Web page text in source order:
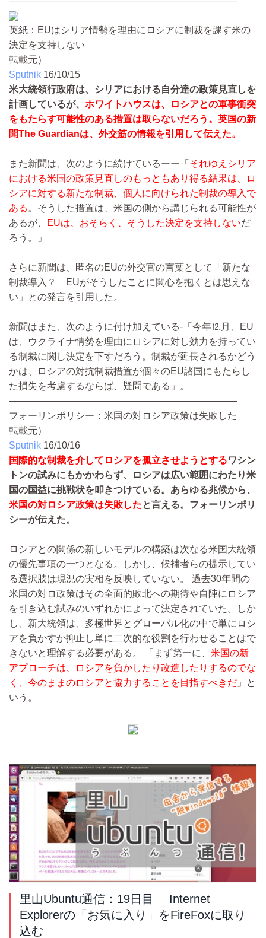
英紙：EUはシリア情勢を理由にロシアに制裁を課す米の
決定を支持しない
転載元）
Sputnik 16/10/15
米大統領行政府は、シリアにおける自分達の政策見直しを
計画しているが、 ホワイトハウスは、ロシアとの軍事衝突
をもたらす可能性のある措置は取らないだろう。英国の新
聞The Guardianは、外交筋の情報を引用して伝えた。
また新聞は、次のように続けているーー「 それゆえシリア
における米国の政策見直しのもっともあり得る結果は、ロ
シアに対する新たな制裁、個人に向けられた制裁の導入で
ある 。そうした措置は、米国の側から講じられる可能性が
あるが、
EUは、おそらく、そうした決定を支持しないだ
ろう。」
さらに新聞は、匿名のEUの外交官の言葉として「新たな
制裁導入？ EUがそうしたことに関心を抱くとは思えな
い」との発言を引用した。
新聞はまた、次のように付け加えている-「今年⒓月、EU
は、ウクライナ情勢を理由にロシアに対し効力を持ってい
る制裁に関し決定を下すだろう。制裁が延長されるかどう
かは、ロシアの対抗制裁措置が個々のEU諸国にもたらし
た損失を考慮するならば、疑問である」。
————————————————————————
フォーリンポリシー：米国の対ロシア政策は失敗した
転載元）
Sputnik 16/10/16
国際的な制裁を介してロシアを孤立させようとするワシン
トンの試みにもかかわらず、ロシアは広い範囲にわたり米
国の国益に挑戦状を叩きつけている。あらゆる兆候から、
米国の対ロシア政策は失敗したと言える。フォーリンポリ
シーが伝えた。
ロシアとの関係の新しいモデルの構築は次なる米国大統領
の優先事項の一つとなる。しかし、候補者らの提示してい
る選択肢は現況の実相を反映していない。 過去30年間の
米国の対ロ政策はその全面的敗北への期待や自陣にロシア
を引き込む試みのいずれかによって決定されていた。しか
し、新大統領は、多極世界とグローバル化の中で単にロシ
アを負かすか抑止し単に二次的な役割を行わせることはで
きないと理解する必要がある。 「まず第一に、 米国の新
アプローチは、ロシアを負かしたり改造したりするのでな
く、今のままのロシアと協力することを目指すべきだ 」と
いう。
里山Ubuntu通信：19日目 Internet
Explorerの「お気に入り」をFireFoxに取り
込む